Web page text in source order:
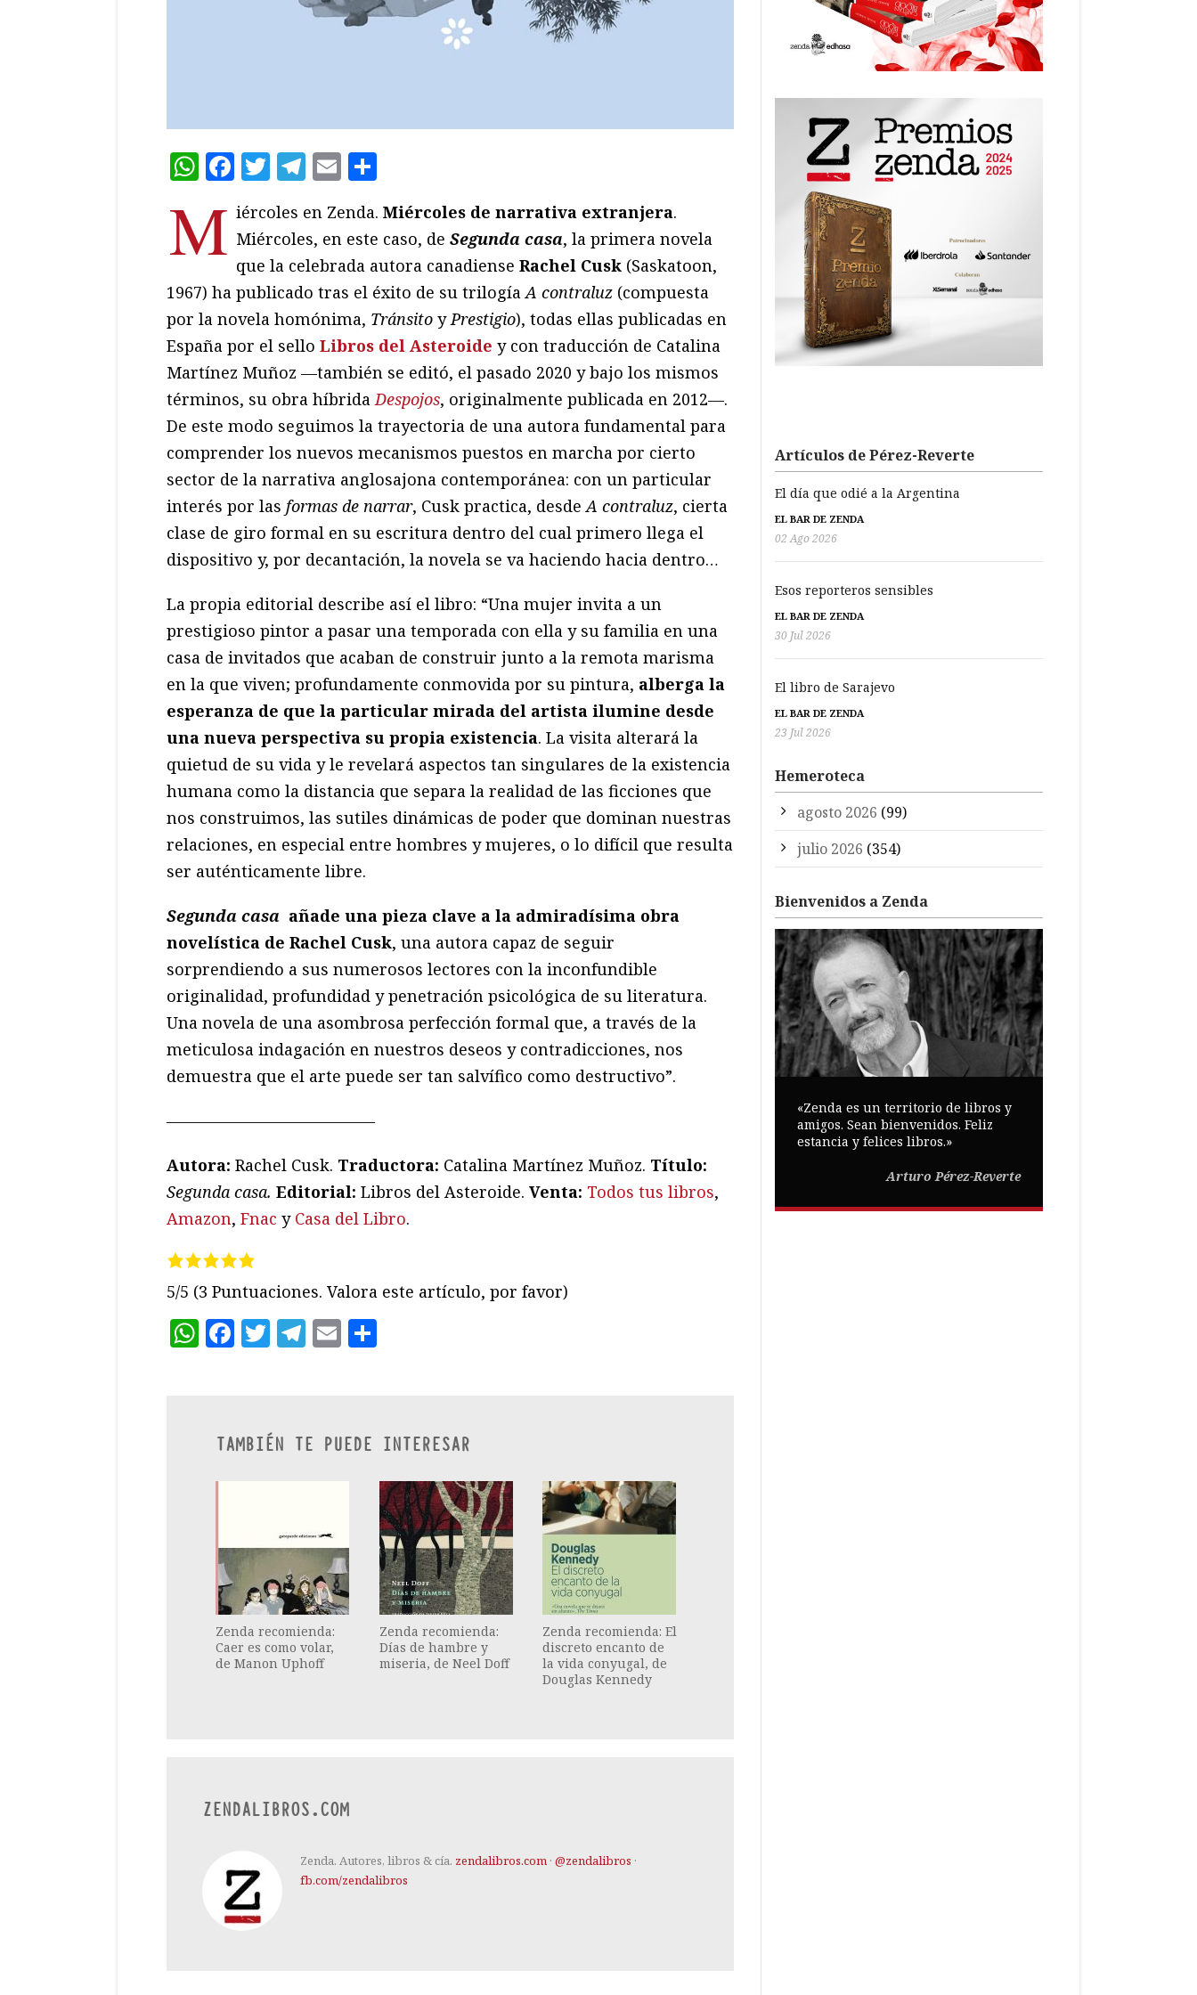
WhatsApp
Facebook
Twitter
Telegram
Email
M iércoles en Zenda. Miércoles de narrativa extranjera.
Miércoles, en este caso, de Segunda casa, la primera novela
que la celebrada autora canadiense Rachel Cusk (Saskatoon,
1967) ha publicado tras el éxito de su trilogía A contraluz (compuesta
por la novela homónima, Tránsito y Prestigio), todas ellas publicadas en
España por el sello Libros del Asteroide y con traducción de Catalina
Martínez Muñoz —también se editó, el pasado 2020 y bajo los mismos
términos, su obra híbrida Despojos, originalmente publicada en 2012—.
De este modo seguimos la trayectoria de una autora fundamental para
comprender los nuevos mecanismos puestos en marcha por cierto
sector de la narrativa anglosajona contemporánea: con un particular
interés por las formas de narrar, Cusk practica, desde A contraluz, cierta
clase de giro formal en su escritura dentro del cual primero llega el
dispositivo y, por decantación, la novela se va haciendo hacia dentro…
La propia editorial describe así el libro: “Una mujer invita a un
prestigioso pintor a pasar una temporada con ella y su familia en una
casa de invitados que acaban de construir junto a la remota marisma
en la que viven; profundamente conmovida por su pintura, alberga la
esperanza de que la particular mirada del artista ilumine desde
una nueva perspectiva su propia existencia. La visita alterará la
quietud de su vida y le revelará aspectos tan singulares de la existencia
humana como la distancia que separa la realidad de las ficciones que
nos construimos, las sutiles dinámicas de poder que dominan nuestras
relaciones, en especial entre hombres y mujeres, o lo difícil que resulta
ser auténticamente libre.
Segunda casa añade una pieza clave a la admiradísima obra
novelística de Rachel Cusk, una autora capaz de seguir
sorprendiendo a sus numerosos lectores con la inconfundible
originalidad, profundidad y penetración psicológica de su literatura.
Una novela de una asombrosa perfección formal que, a través de la
meticulosa indagación en nuestros deseos y contradicciones, nos
demuestra que el arte puede ser tan salvífico como destructivo”.
—————————————
Autora: Rachel Cusk. Traductora: Catalina Martínez Muñoz. Título:
Segunda casa. Editorial: Libros del Asteroide. Venta: Todos tus libros,
Amazon, Fnac y Casa del Libro.
5/5 (3 Puntuaciones. Valora este artículo, por favor)
WhatsApp
Facebook
Twitter
Telegram
Email
TAMBIÉN TE PUEDE INTERESAR
Zenda recomienda:
Caer es como volar,
de Manon Uphoff
Zenda recomienda:
Días de hambre y
miseria, de Neel Doff
Zenda recomienda: El
discreto encanto de
la vida conyugal, de
Douglas Kennedy
ZENDALIBROS.COM
Zenda. Autores, libros & cía. zendalibros.com · @zendalibros ·
fb.com/zendalibros
Artículos de Pérez-Reverte
El día que odié a la Argentina
EL BAR DE ZENDA
02 Ago 2026
Esos reporteros sensibles
EL BAR DE ZENDA
30 Jul 2026
El libro de Sarajevo
EL BAR DE ZENDA
23 Jul 2026
Hemeroteca
agosto 2026 (99)
julio 2026 (354)
Bienvenidos a Zenda
«Zenda es un territorio de libros y
amigos. Sean bienvenidos. Feliz
estancia y felices libros.»
Arturo Pérez-Reverte